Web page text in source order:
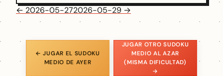
← 2026-05-272026-05-29 →
← JUGAR EL SUDOKU
MEDIO DE AYER
JUGAR OTRO SUDOKU
MEDIO AL AZAR
(MISMA DIFICULTAD)
→